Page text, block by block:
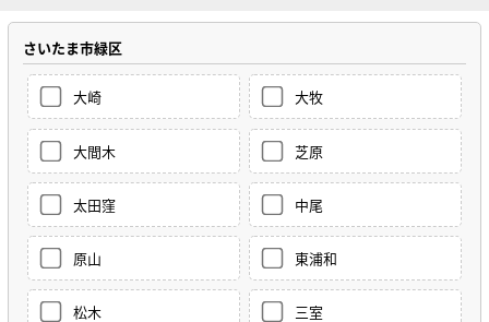
さいたま市緑区
大崎 大牧
大間木 芝原
太田窪 中尾
原山 東浦和
松木 三室